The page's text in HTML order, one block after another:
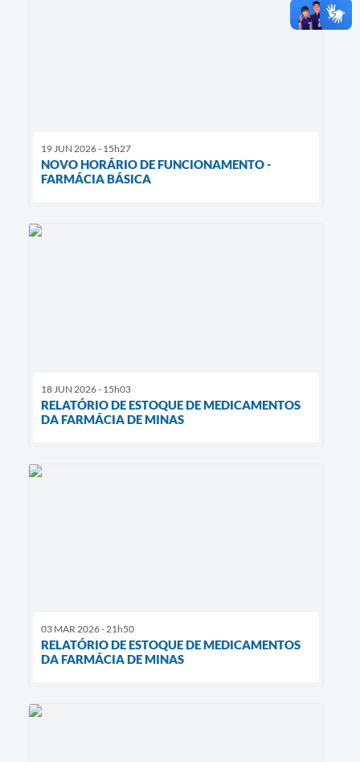
19 JUN 2026 - 15h27
NOVO HORÁRIO DE FUNCIONAMENTO -
FARMÁCIA BÁSICA
18 JUN 2026 - 15h03
RELATÓRIO DE ESTOQUE DE MEDICAMENTOS
DA FARMÁCIA DE MINAS
03 MAR 2026 - 21h50
RELATÓRIO DE ESTOQUE DE MEDICAMENTOS
DA FARMÁCIA DE MINAS